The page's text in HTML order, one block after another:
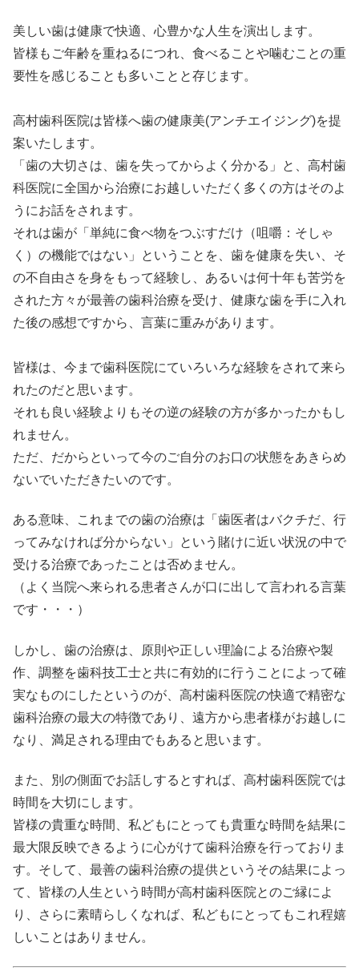
美しい歯は健康で快適、心豊かな人生を演出します。
皆様もご年齢を重ねるにつれ、食べることや噛むことの重
要性を感じることも多いことと存じます。
高村歯科医院は皆様へ歯の健康美(アンチエイジング)を提
案いたします。
「歯の大切さは、歯を失ってからよく分かる」と、高村歯
科医院に全国から治療にお越しいただく多くの方はそのよ
うにお話をされます。
それは歯が「単純に食べ物をつぶすだけ（咀嚼：そしゃ
く）の機能ではない」ということを、歯を健康を失い、そ
の不自由さを身をもって経験し、あるいは何十年も苦労を
された方々が最善の歯科治療を受け、健康な歯を手に入れ
た後の感想ですから、言葉に重みがあります。
皆様は、今まで歯科医院にていろいろな経験をされて来ら
れたのだと思います。
それも良い経験よりもその逆の経験の方が多かったかもし
れません。
ただ、だからといって今のご自分のお口の状態をあきらめ
ないでいただきたいのです。
ある意味、これまでの歯の治療は「歯医者はバクチだ、行
ってみなければ分からない」という賭けに近い状況の中で
受ける治療であったことは否めません。
（よく当院へ来られる患者さんが口に出して言われる言葉
です・・・）
しかし、歯の治療は、原則や正しい理論による治療や製
作、調整を歯科技工士と共に有効的に行うことによって確
実なものにしたというのが、高村歯科医院の快適で精密な
歯科治療の最大の特徴であり、遠方から患者様がお越しに
なり、満足される理由でもあると思います。
また、別の側面でお話しするとすれば、高村歯科医院では
時間を大切にします。
皆様の貴重な時間、私どもにとっても貴重な時間を結果に
最大限反映できるように心がけて歯科治療を行っておりま
す。そして、最善の歯科治療の提供というその結果によっ
て、皆様の人生という時間が高村歯科医院とのご縁によ
り、さらに素晴らしくなれば、私どもにとってもこれ程嬉
しいことはありません。